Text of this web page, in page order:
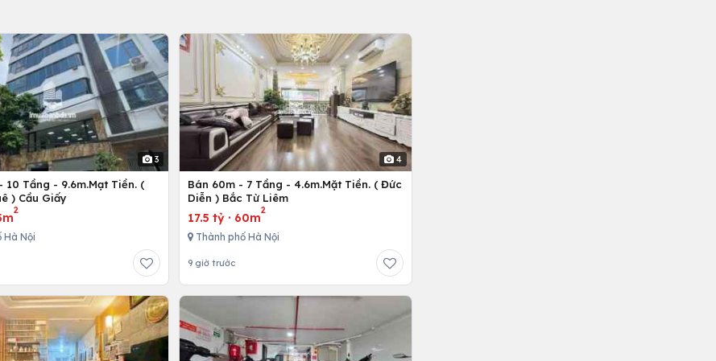
3
10 Tầng - 9.6m.Mạt Tiền. (
) Cầu Giấy
2
Hà Nội
4
Bán 60m - 7 Tầng - 4.6m.Mặt Tiền. ( Đức
Diễn ) Bắc Từ Liêm
17.5 tỷ· 60m
2
Thành phố Hà Nội
9 giờ trước